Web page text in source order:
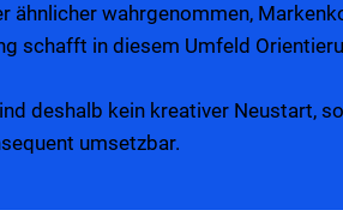
wahrgenommen,
schafft in diesem Umfeld
deshalb kein kreativer Neustart,
umsetzbar.